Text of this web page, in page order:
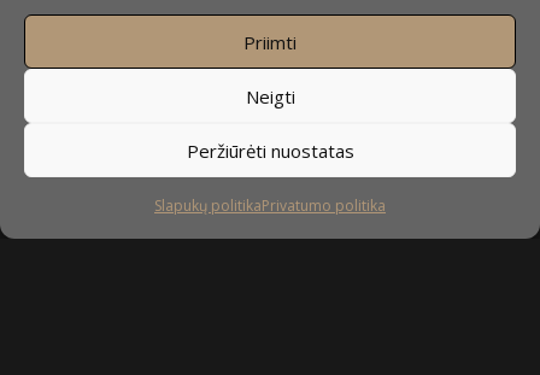
Priimti
Neigti
Peržiūrėti nuostatas
Slapukų politikaPrivatumo politika
Sekite mus